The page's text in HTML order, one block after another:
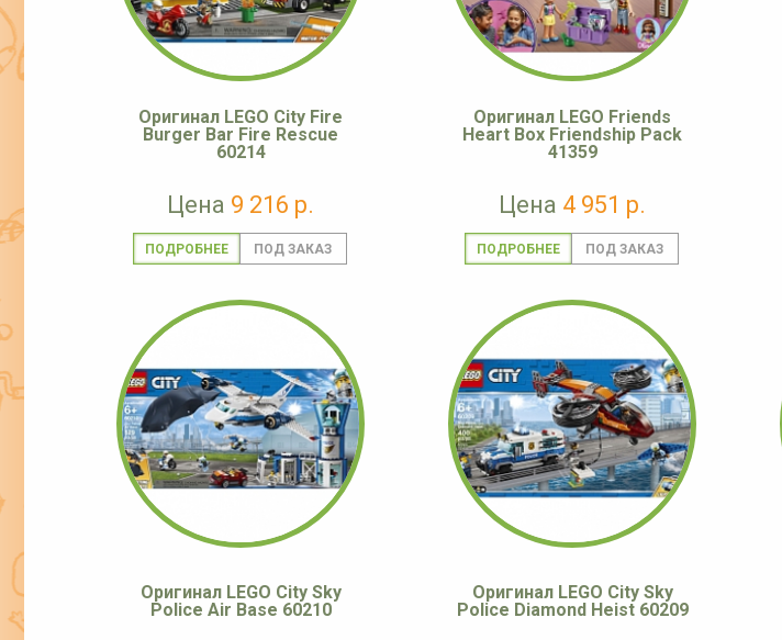
Оригинал LEGO City Fire
Burger Bar Fire Rescue
60214
Цена 9 216 р.
ПОДРОБНЕЕ
Оригинал LEGO Friends
Heart Box Friendship Pack
41359
Цена 4 951 р.
ПОДРОБНЕЕ
Оригинал LEGO City Sky
Police Air Base 60210
Оригинал LEGO City Sky
Police Diamond Heist 60209